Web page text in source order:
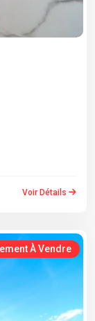
Voir Détails
À Vendre